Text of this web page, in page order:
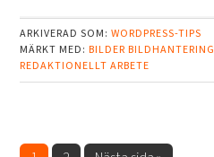
ARKIVERAD SOM:WORDPRESS-TIPS
MÄRKT MED:BILDER BILDHANTERING
REDAKTIONELLT ARBETE